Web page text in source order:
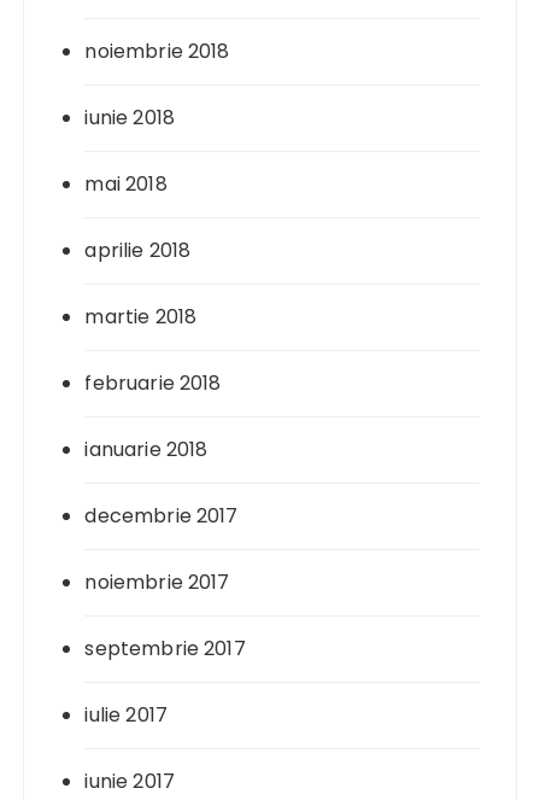
noiembrie 2018
iunie 2018
mai 2018
aprilie 2018
martie 2018
februarie 2018
ianuarie 2018
decembrie 2017
noiembrie 2017
septembrie 2017
iulie 2017
iunie 2017